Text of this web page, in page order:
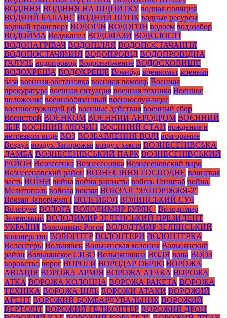
ВОДІННЯ ВОДІННЯ НА ПІДПИТКУ водная полиция
ВОДНИЙ БАЛАНС ВОДНИЙ ПОТІК водные ресурсы
водный транспорт ВОДОГІН ВОДОГОН водоем водозабор
ВОДОЙМА Водоканал ВОДОЛАЗИ ВОДОЛОСТІ
ВОДОНАГРІВАЧ ВОДОПІЛЛЯ ВОДОПОСТАЧАННЯ
ВОДОПОСТАЧЯННЯ ВОДОПРОВІД ВОДОПРОВІДНА
ГАЛУЗЬ водопровод Водоснабжение ВОДОСХОВИЩЕ
ВОДОХРЕЩА ВОДОХРЕЩЕ Военбуд военкомат военная
база военная обстановка военная помощь Военная
прокуратура военная ситуация военная техника Военное
положение военнообязанный военнослужащие
военнослужащий рф военные действия военный сбор
Военстрой ВОЄНКОМ ВОЄННИЙ АЕРОДРОМ ВОЄННИЙ
ЗБІР ВОЄННИЙ ЗЛОЧИН ВОЄННИЙ СТАН вождение в
нетрезвом виде ВОЗ ВОЗБАВЛЕННЯ ВОЛІ возгорание
Воздух воздух Запорожья воздух-хемля ВОЗНЕСЕНІВСЬКА
ДАМБА ВОЗНЕСЕНІВСЬКИЙ ПАРК ВОЗНЕСЕНІВСЬКИЙ
РАЙОН Вознесенка Вознесеновка Вознесеновский парк
Вознесеновский район ВОЗНЕСІННЯ ГОСПОДНЄ воинская
часть ВОЇНИ война война рашисты война. Генштаб война.
Мелитополь войнаа вокзал ВОКЗАЛ "ЗАПОРІЖЖЯ-2"
Вокзал Запоріжжя І ВОЛЕЙБОЛ ВОЛИНСЬКИЙ СУД
Волобуев ВОЛОГА ВОЛОДИМИР БУРЯК_
Володимир
Зеленський ВОЛОДИМИР ЗЕЛЕНСЬКИЙ ПРЕЗИДЕНТ
УКРАЇНИ Володимир Рогов ВОЛОДТМИР ЗЕЛЕНСЬКИЙ
волонерство ВОЛОНТЕР ВОЛОНТЕРИ ВОЛОНТЕРКА
Волонтеры Вольнянск Вольнянская колония Вольнянский
район Вольнянское СИЗО Вольнянщина ВОЛЯ вона ВООЗ
воровство ворог ВОРОГИ ВОРОДАР ОБРІЮ ВОРОЖА
АВІАЦІЯ ВОРОЖА АРМІЯ ВОРОЖА АТАКА ВОРОЖА
АТКА ВОРОЖА КОЛОННА ВОРОЖА РАКЕТА ВОРОЖА
ТЕХНІКА ВОРОЖА ЦІЛЬ ВОРОЖИ АТАКИ ВОРОЖИЙ
АГЕНТ ВОРОЖИЙ БОМБАРДУВАЛЬНИК ВОРОЖИЙ
ВЕРТОЛІТ ВОРОЖИЙ ГЕЛІКОПТЕР ВОРОЖИЙ ДРОН